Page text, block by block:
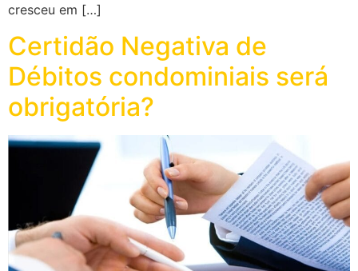
cresceu em […]
Certidão Negativa de
Débitos condominiais será
obrigatória?